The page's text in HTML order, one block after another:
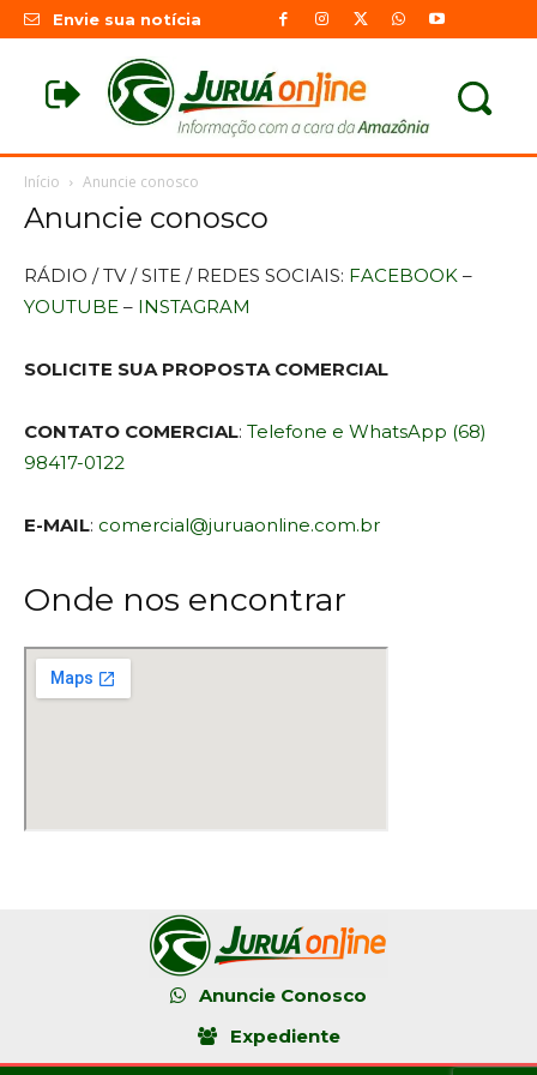
Envie sua notícia
Início Anuncie conosco
Anuncie conosco
RÁDIO / TV / SITE / REDES SOCIAIS: FACEBOOK –
YOUTUBE – INSTAGRAM
SOLICITE SUA PROPOSTA COMERCIAL
CONTATO COMERCIAL: Telefone e WhatsApp (68)
98417-0122
E-MAIL: comercial@juruaonline.com.br
Onde nos encontrar
Anuncie Conosco
Expediente